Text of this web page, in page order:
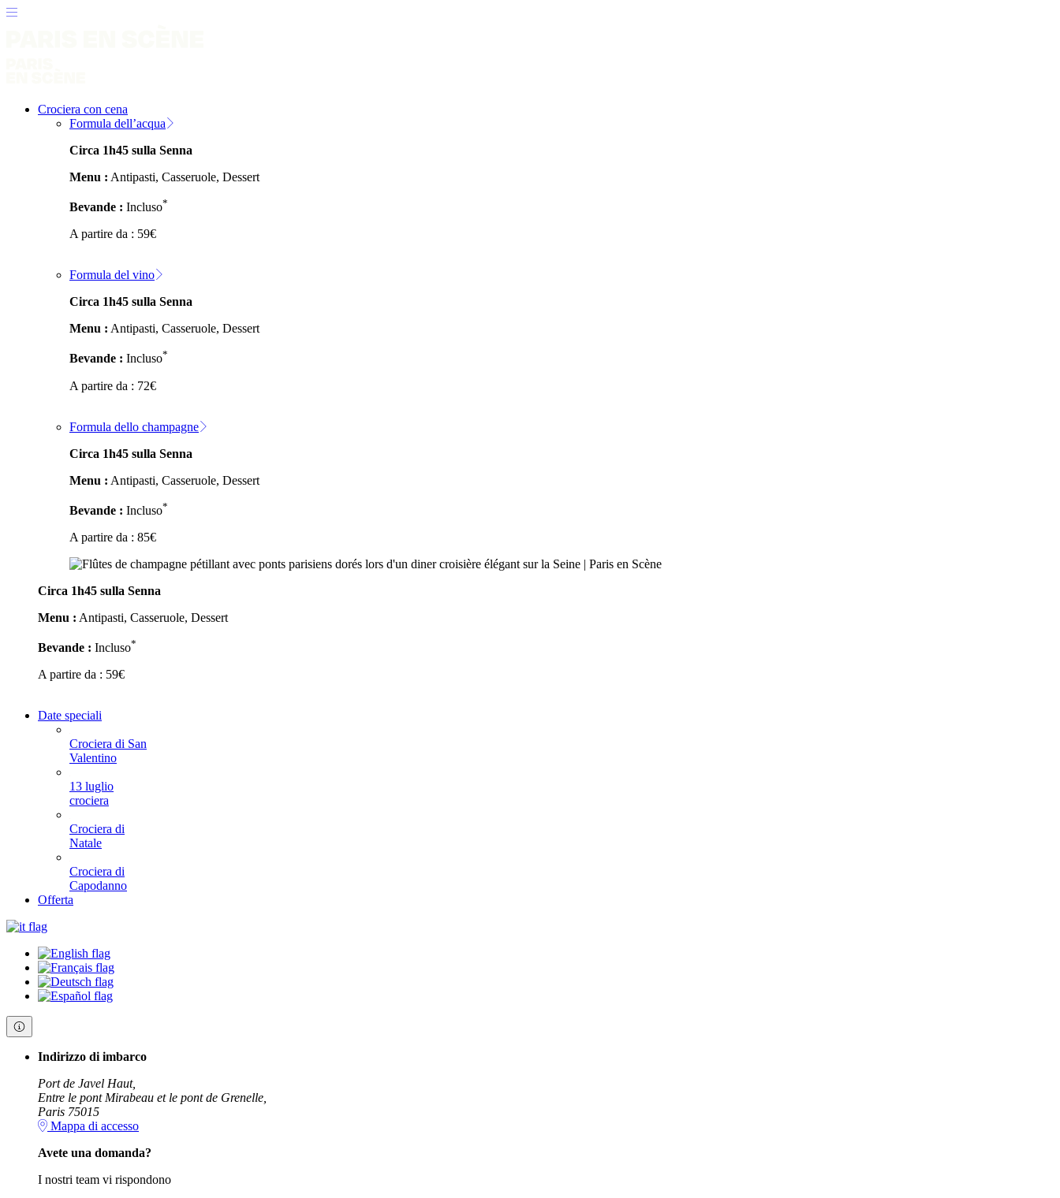
Crociera con cena
Formula dell’acqua
Circa 1h45 sulla Senna
Menu : Antipasti, Casseruole, Dessert
Bevande : Incluso*
A partire da : 59€
Formula del vino
Circa 1h45 sulla Senna
Menu : Antipasti, Casseruole, Dessert
Bevande : Incluso*
A partire da : 72€
Formula dello champagne
Circa 1h45 sulla Senna
Menu : Antipasti, Casseruole, Dessert
Bevande : Incluso*
A partire da : 85€
Circa 1h45 sulla Senna
Menu : Antipasti, Casseruole, Dessert
Bevande : Incluso*
A partire da : 59€
Date speciali
Crociera di San
Valentino
13 luglio
crociera
Crociera di
Natale
Crociera di
Capodanno
Offerta
Indirizzo di imbarco
Port de Javel Haut,
Entre le pont Mirabeau et le pont de Grenelle,
Paris 75015
Mappa di accesso
Avete una domanda?
I nostri team vi rispondono